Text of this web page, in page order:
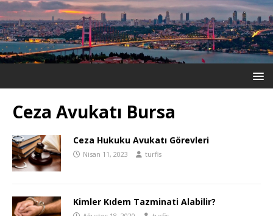
Ceza Avukatı Bursa
Ceza Hukuku Avukatı Görevleri
Nisan 11, 2023 turfis
Kimler Kıdem Tazminati Alabilir?